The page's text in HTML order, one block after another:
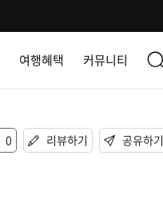
여행혜택 커뮤니티
0 리뷰하기 공유하기